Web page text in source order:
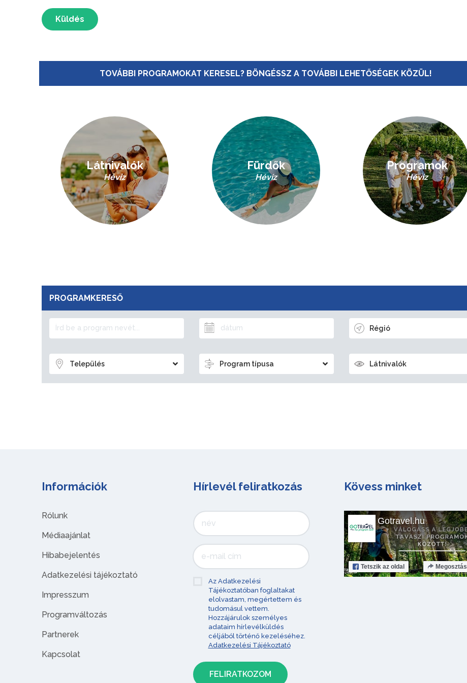
Küldés
TOVÁBBI PROGRAMOKAT KERESEL? BÖNGÉSSZ A TOVÁBBI LEHETŐSÉGEK KÖZÜL!
Látnivalók
Hévíz
Fürdők
Hévíz
Programok
Hévíz
PROGRAMKERESŐ
Régió
Település Program típusa Látnivalók
Információk
Rólunk
Médiaajánlat
Hibabejelentés
Adatkezelési tájékoztató
Impresszum
Programváltozás
Partnerek
Kapcsolat
Hírlevél feliratkozás
Az Adatkezelési
Tájékoztatóban foglaltakat
elolvastam, megértettem és
tudomásul vettem.
Hozzájárulok személyes
adataim hírlevélküldés
céljából történő kezeléséhez.
Adatkezelési Tájékoztató
Kövess minket
Gotravel.hu
Tetszik az oldal Megosztás